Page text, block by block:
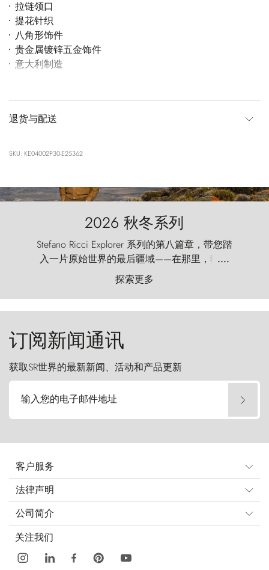
拉链领口
提花针织
八角形饰件
贵金属镀锌五金饰件
意大利制造
退货与配送
SKU: KE04002P30-E25362
2026 秋冬系列
Stefano Ricci Explorer 系列的第八篇章，带您踏
入一片原始世界的最后疆域——在那里，狂风
以远古的怒号雕琢着自然，而百内塔（Torres
del Paine）则宛如石砌的哨兵，傲然向苍穹发
起挑战。
....
探索更多
订阅新闻通讯
获取SR世界的最新新闻、活动和产品更新
输入您的电子邮件地址
客户服务
法律声明
公司简介
关注我们